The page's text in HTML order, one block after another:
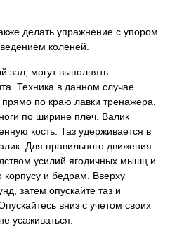
делать упражнение с упором
коленей.
зал, могут выполнять
Техника в данном случае
по краю лавки тренажера,
по ширине плеч. Валик
кость. Таз удерживается в
Для правильного движения
усилий ягодичных мышц и
корпусу и бедрам. Вверху
затем опускайте таз и
вниз с учетом своих
усаживаться.